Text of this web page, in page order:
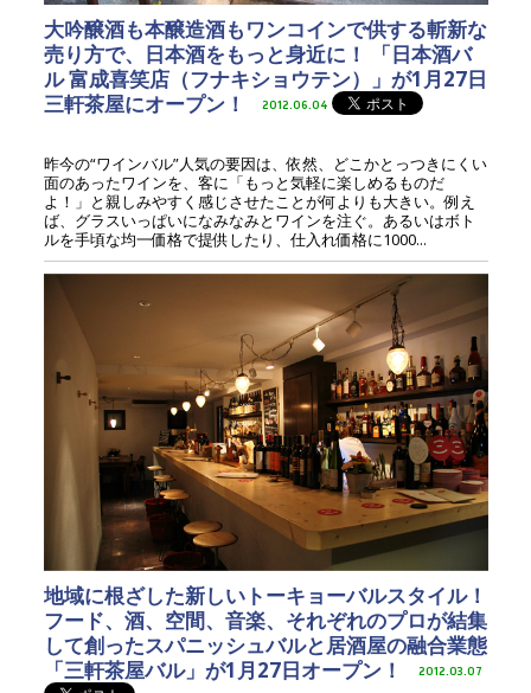
大吟醸酒も本醸造酒もワンコインで供する斬新な
売り方で、日本酒をもっと身近に！ 「日本酒バ
ル 富成喜笑店（フナキショウテン）」が1月27日
三軒茶屋にオープン！
2012.06.04
昨今の“ワインバル”人気の要因は、依然、どこかとっつきにくい
面のあったワインを、客に「もっと気軽に楽しめるものだ
よ！」と親しみやすく感じさせたことが何よりも大きい。例え
ば、グラスいっぱいになみなみとワインを注ぐ。あるいはボト
ルを手頃な均一価格で提供したり、仕入れ価格に1000...
地域に根ざした新しいトーキョーバルスタイル！
フード、酒、空間、音楽、それぞれのプロが結集
して創ったスパニッシュバルと居酒屋の融合業態
「三軒茶屋バル」が1月27日オープン！
2012.03.07